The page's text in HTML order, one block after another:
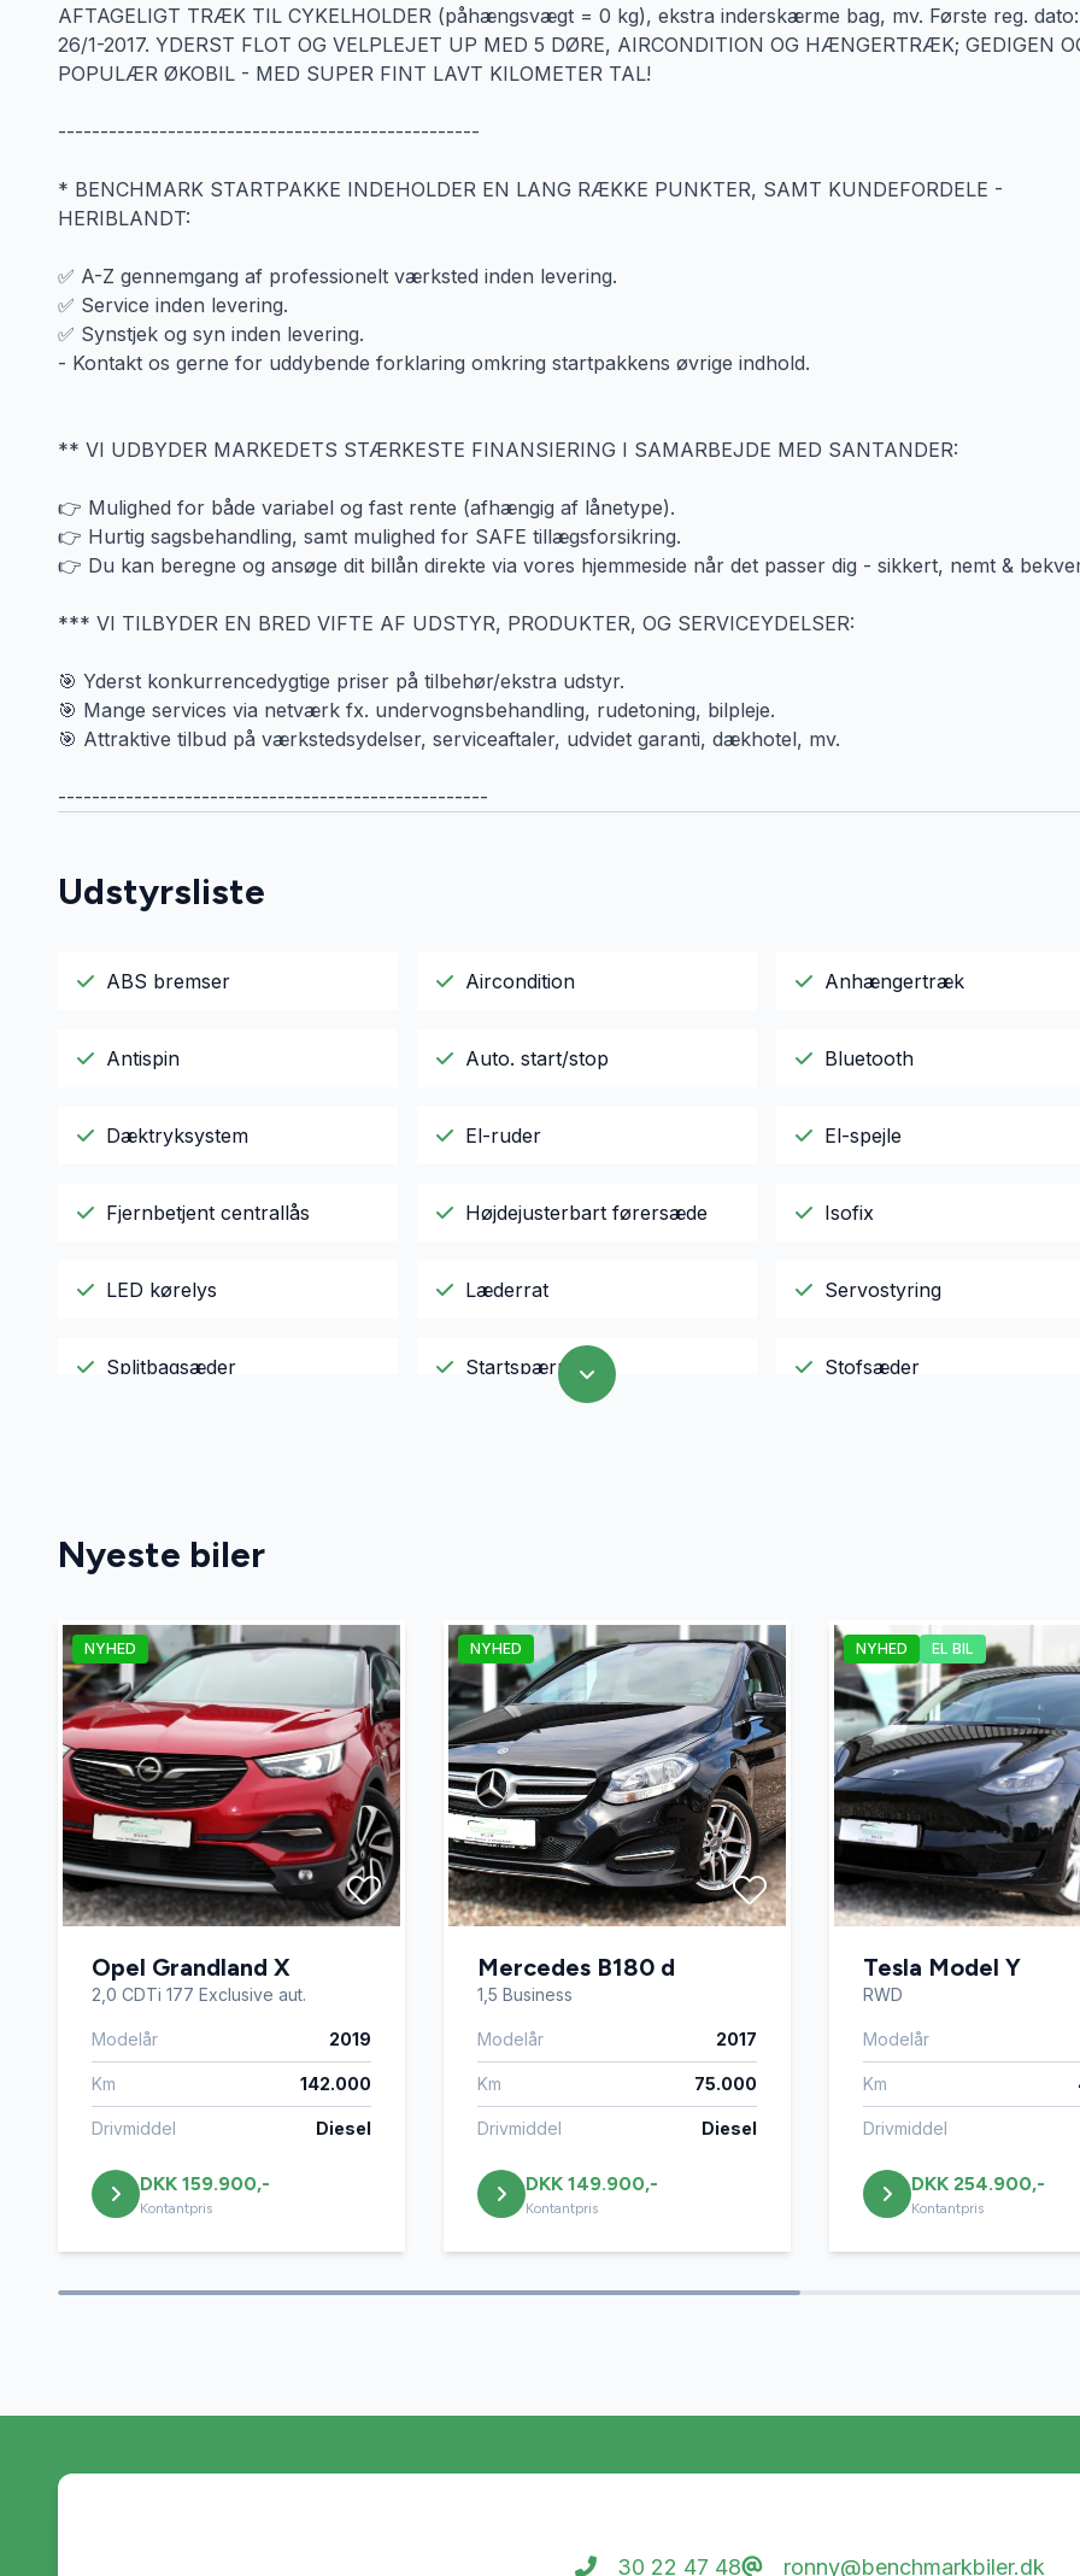
AFTAGELIGT TRÆK TIL CYKELHOLDER (påhængsvægt = 0 kg), ekstra inderskærme bag, mv. Første reg. dato:
26/1-2017. YDERST FLOT OG VELPLEJET UP MED 5 DØRE, AIRCONDITION OG HÆNGERTRÆK; GEDIGEN
POPULÆR ØKOBIL - MED SUPER FINT LAVT KILOMETER TAL!
--------------------------------------------------
* BENCHMARK STARTPAKKE INDEHOLDER EN LANG RÆKKE PUNKTER, SAMT KUNDEFORDELE -
HERIBLANDT:
✅ A-Z gennemgang af professionelt værksted inden levering.
✅ Service inden levering.
✅ Synstjek og syn inden levering.
- Kontakt os gerne for uddybende forklaring omkring startpakkens øvrige indhold.
** VI UDBYDER MARKEDETS STÆRKESTE FINANSIERING I SAMARBEJDE MED SANTANDER:
👉 Mulighed for både variabel og fast rente (afhængig af lånetype).
👉 Hurtig sagsbehandling, samt mulighed for SAFE tillægsforsikring.
👉 Du kan beregne og ansøge dit billån direkte via vores hjemmeside når det passer dig - sikkert, nemt &
*** VI TILBYDER EN BRED VIFTE AF UDSTYR, PRODUKTER, OG SERVICEYDELSER:
🎯 Yderst konkurrencedygtige priser på tilbehør/ekstra udstyr.
🎯 Mange services via netværk fx. undervognsbehandling, rudetoning, bilpleje.
🎯 Attraktive tilbud på værkstedsydelser, serviceaftaler, udvidet garanti, dækhotel, mv.
---------------------------------------------------
Udstyrsliste
ABS bremser Aircondition Anhængertræk
Antispin Auto. start/stop Bluetooth
Dæktryksystem El-ruder El-spejle
Fjernbetjent centrallås Højdejusterbart førersæde Isofix
LED kørelys Læderrat Servostyring
Splitbagsæder Startspærre Stofsæder
Nyeste biler
NYHED
Opel Grandland X
2,0 CDTi 177 Exclusive aut.
Modelår 2019
Km 142.000
Drivmiddel Diesel
DKK 159.900,-
Kontantpris
NYHED
Mercedes B180 d
1,5 Business
Modelår 2017
Km 75.000
Drivmiddel Diesel
DKK 149.900,-
Kontantpris
NYHED EL BIL
Tesla Model Y
RWD
Modelår
Km
Drivmiddel
DKK 254.900,-
Kontantpris
30 22 47 48 ronny@benchmarkbiler.dk